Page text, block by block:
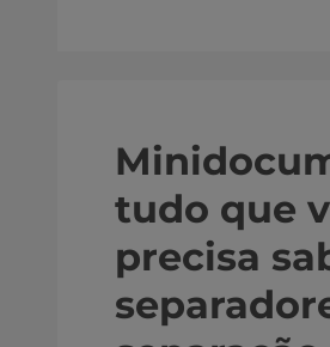
tudo que
precisa